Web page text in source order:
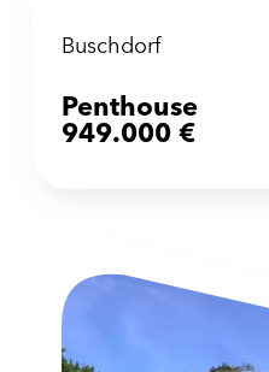
Buschdorf
Penthouse
949.000 €